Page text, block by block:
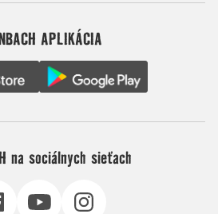
APLIKÁCIA
na sociálnych sieťach